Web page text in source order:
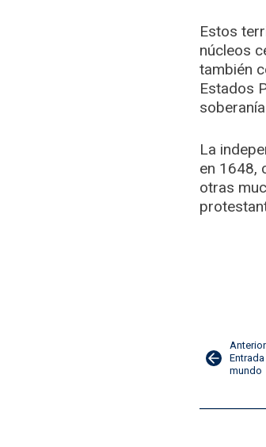
Estos
núcleos
también
Estados
La
en 1648,
otras
mundo